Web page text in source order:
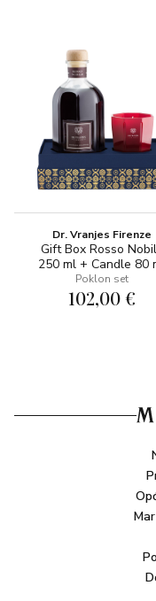
Dr. Vranjes Firenze
Gift Box Rosso
250 ml + Candle 80
Poklon set
102,00 €